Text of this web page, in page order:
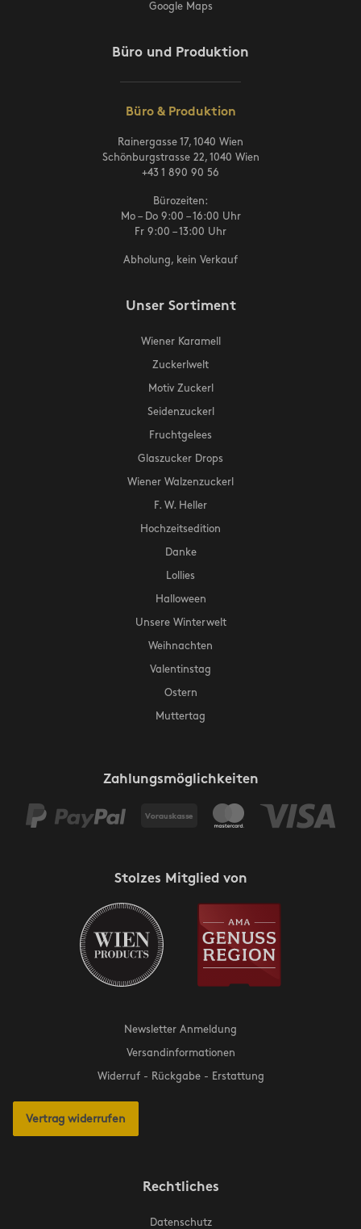
Google Maps
Büro und Produktion
Büro & Produktion
Rainergasse 17, 1040 Wien
Schönburgstrasse 22, 1040 Wien
+43 1 890 90 56
Bürozeiten:
Mo – Do 9:00 – 16:00 Uhr
Fr 9:00 – 13:00 Uhr
Abholung, kein Verkauf
Unser Sortiment
Wiener Karamell
Zuckerlwelt
Motiv Zuckerl
Seidenzuckerl
Fruchtgelees
Glaszucker Drops
Wiener Walzenzuckerl
F. W. Heller
Hochzeitsedition
Danke
Lollies
Halloween
Unsere Winterwelt
Weihnachten
Valentinstag
Ostern
Muttertag
Zahlungsmöglichkeiten
Stolzes Mitglied von
Newsletter Anmeldung
Versandinformationen
Widerruf - Rückgabe - Erstattung
Vertrag widerrufen
Rechtliches
Datenschutz